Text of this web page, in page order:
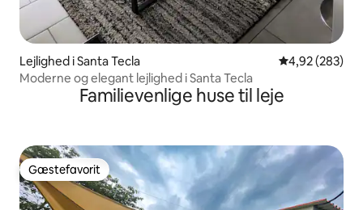
Lejlighed i Santa Tecla 4,92 ud af 5 i
4,92 (283)
Moderne og elegant lejlighed i Santa Tecla
Familievenlige huse til leje
Gæstefavorit
Gæstefavorit